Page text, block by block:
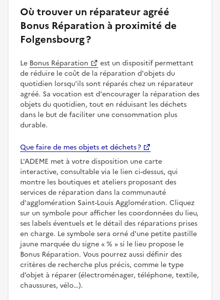
Où trouver un réparateur agréé
Bonus Réparation à proximité de
Folgensbourg ?
Le Bonus Réparation
est un dispositif permettant
de réduire le coût de la réparation d'objets du
quotidien lorsqu'ils sont réparés chez un réparateur
agréé. Sa vocation est d'encourager la réparation des
objets du quotidien, tout en réduisant les déchets
dans le but de faciliter une consommation plus
durable.
Que faire de mes objets et déchets ?
L'ADEME met à votre disposition une carte
interactive, consultable via le lien ci-dessus, qui
montre les boutiques et ateliers proposant des
services de réparation dans la communauté
d'agglomération Saint-Louis Agglomération. Cliquez
sur un symbole pour afficher les coordonnées du lieu,
ses labels éventuels et le détail des réparations prises
en charge. Le symbole sera orné d'une petite pastille
jaune marquée du signe
%
si le lieu propose le
Bonus Réparation. Vous pourrez aussi définir des
critères de recherche plus précis, comme le type
d’objet à réparer (électroménager, téléphone, textile,
chaussures, vélo…).